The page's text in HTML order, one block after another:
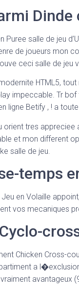
Puree salle de jeu
de joueurs mon
ceci salle de jeu
HTML5,
impeccable. Tr
ligne Betify , ! a
orient tres
et mon different
salle de jeu.
temps
en Volaille
vos mecaniques
Chicken Cross-
a
avantageux